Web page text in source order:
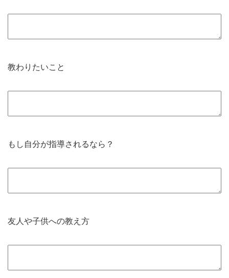
教わりたいこと
もし自分が指導されるなら？
友人や子供への教え方